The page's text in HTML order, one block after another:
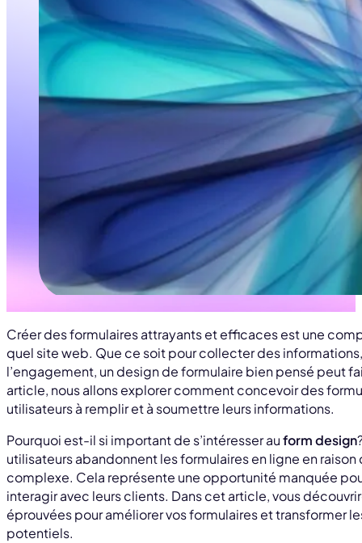
Créer des formulaires attrayants et efficaces est une
quel site web. Que ce soit pour collecter des
l’engagement, un design de formulaire bien pensé peut
article, nous allons explorer comment concevoir des
utilisateurs à remplir et à soumettre leurs informations.
Pourquoi est-il si important de s’intéresser auform design
utilisateurs abandonnent les formulaires en ligne en
complexe. Cela représente une opportunité manquée
interagir avec leurs clients. Dans cet article, vous
éprouvées pour améliorer vos formulaires et transformer
potentiels.